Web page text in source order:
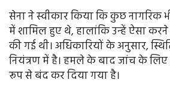
सेना ने स्वीकार किया कि कुछ
में शामिल हुए थे, हालांकि उन्हें ऐसा
की गई थी। अधिकारियों के अनुसार,
नियंत्रण में है। हमले के बाद जांच के लिए
रूप से बंद कर दिया गया है।